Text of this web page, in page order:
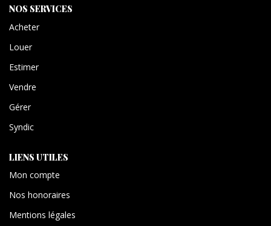
NOS SERVICES
Acheter
Louer
Estimer
Vendre
Gérer
Syndic
LIENS UTILES
Mon compte
Nos honoraires
Mentions légales